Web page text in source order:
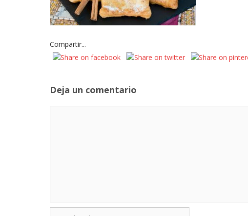
Compartir...
Deja un comentario